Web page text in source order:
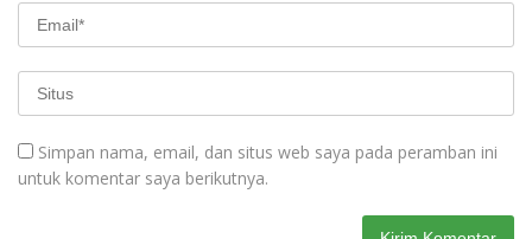
Simpan nama, email, dan situs web saya pada peramban ini
untuk komentar saya berikutnya.